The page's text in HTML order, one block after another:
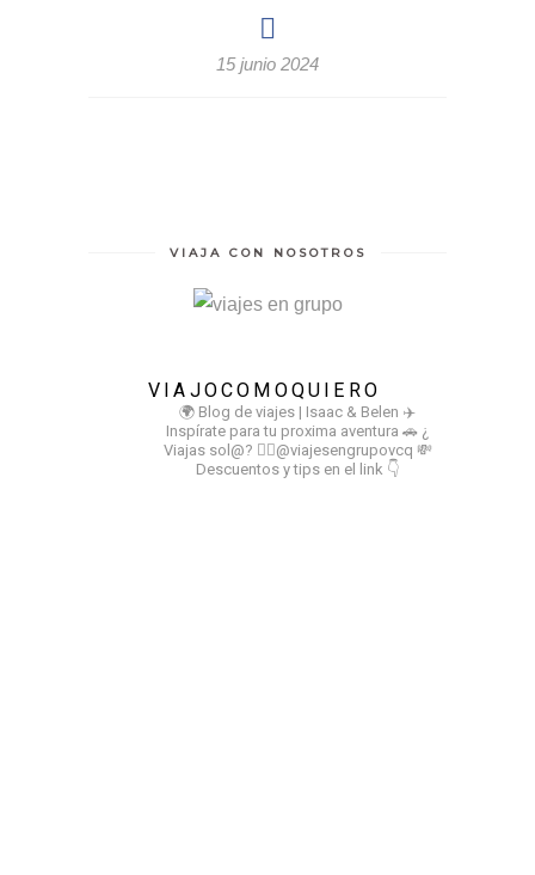
15 junio 2024
VIAJA CON NOSOTROS
VIAJOCOMOQUIERO
🌍 Blog de viajes | Isaac & Belen ✈️
Inspírate para tu proxima aventura 🚗 ¿
Viajas sol@? 👉🏻@viajesengrupovcq 💸
Descuentos y tips en el link 👇